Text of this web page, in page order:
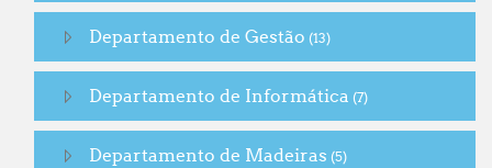
Departamento de Gestão (13)
Departamento de Informática (7)
Departamento de Madeiras (5)